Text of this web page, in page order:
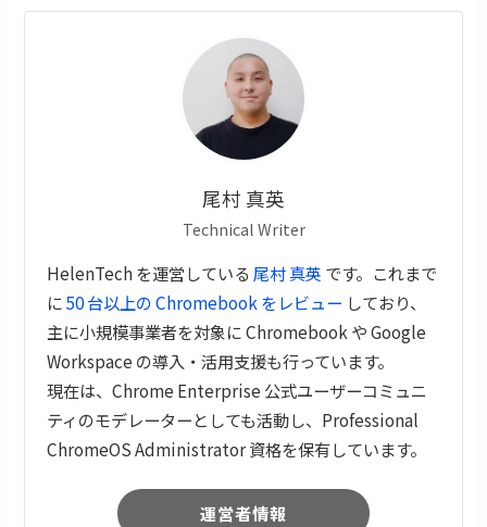
尾村 真英
Technical Writer
HelenTech を運営している 尾村 真英 です。これまで
に50 台以上の Chromebook をレビュー しており、
主に小規模事業者を対象に Chromebook や Google
Workspace の導入・活用支援も行っています。
現在は、Chrome Enterprise 公式ユーザーコミュニ
ティのモデレーターとしても活動し、Professional
ChromeOS Administrator 資格を保有しています。
運営者情報